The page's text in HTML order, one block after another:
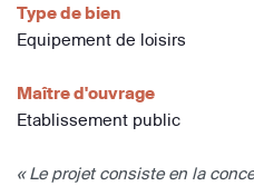
Type de bien
Equipement de loisirs
Maître d'ouvrage
Etablissement public
« Le projet consiste en la